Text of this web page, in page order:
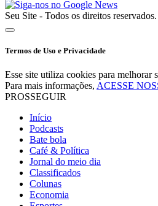
Seu Site - Todos os direitos reservados.
Termos de Uso e Privacidade
Esse site utiliza cookies para melhorar
Para mais informações, ACESSE
PROSSEGUIR
Início
Podcasts
Bate bola
Café & Política
Jornal do meio dia
Classificados
Colunas
Economia